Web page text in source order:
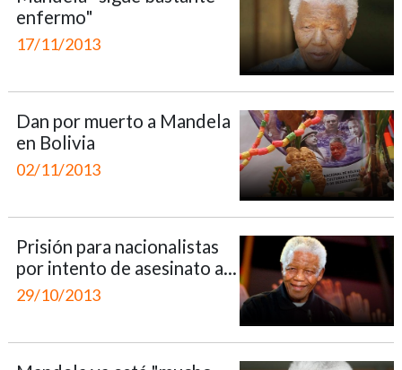
enfermo"
17/11/2013
Dan por muerto a Mandela
en Bolivia
02/11/2013
Prisión para nacionalistas
por intento de asesinato a...
29/10/2013